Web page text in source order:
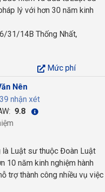
lý với hơn 30 năm kinh
31/14B Thống Nhất,
Mức phí
Nên
39 nhận xét
9.8
Luật sư thuộc Đoàn Luật
10 năm kinh nghiệm hành
trợ thành công nhiều vụ việc